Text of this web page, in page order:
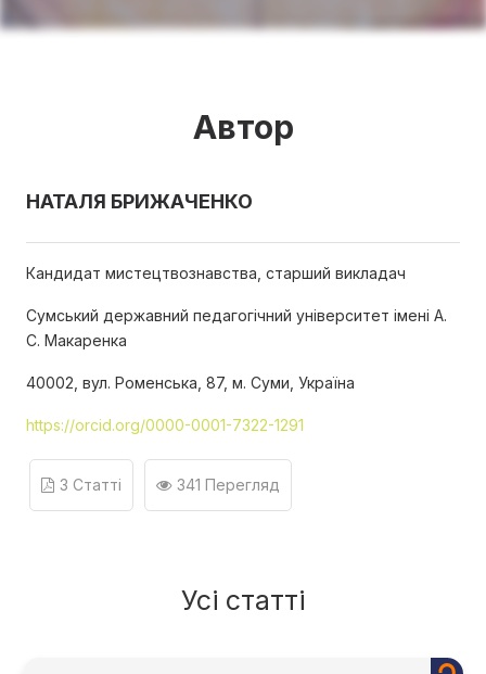
Автор
НАТАЛЯ БРИЖАЧЕНКО
Кандидат мистецтвознавства, старший викладач
Сумський державний педагогічний університет імені А.
С. Макаренка
40002, вул. Роменська, 87, м. Суми, Україна
https://orcid.org/0000-0001-7322-1291
3 Статті 341 Перегляд
Усі статті